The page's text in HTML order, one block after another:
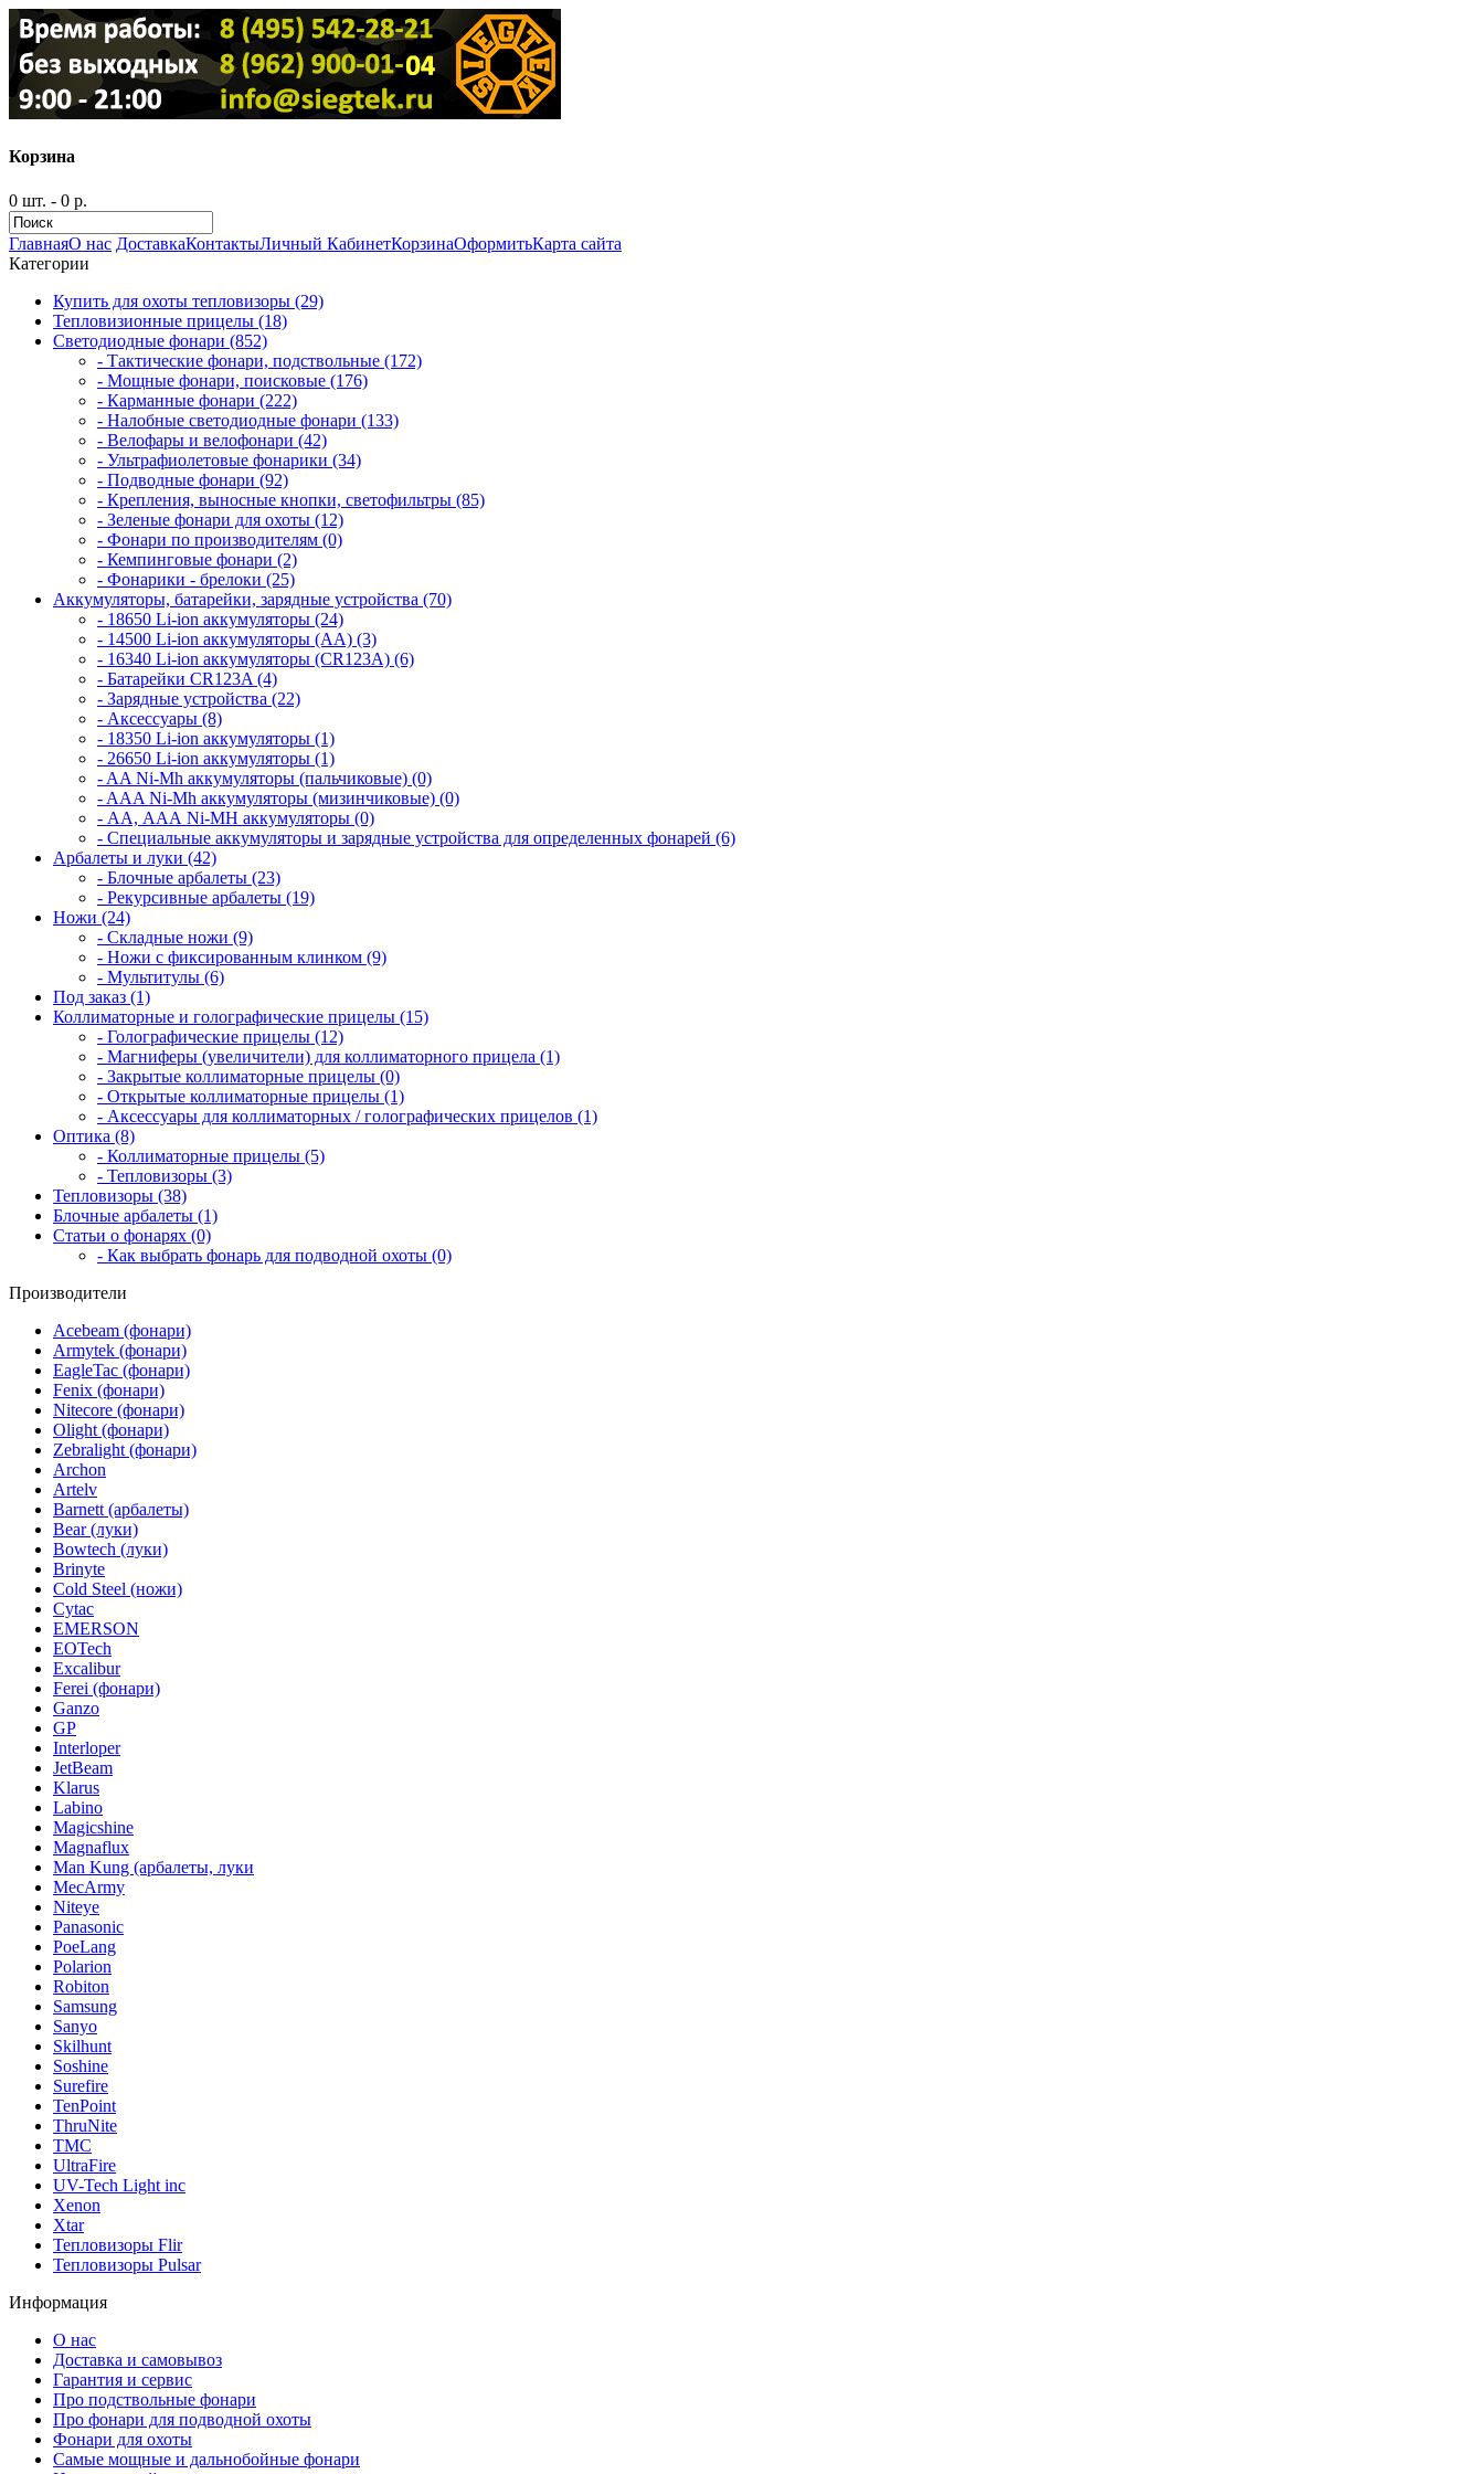
Корзина
0 шт. - 0 р.
ГлавнаяО нас ДоставкаКонтактыЛичный КабинетКорзинаОформитьКарта сайта
Категории
Купить для охоты тепловизоры (29)
Тепловизионные прицелы (18)
Светодиодные фонари (852)
- Тактические фонари, подствольные (172)
- Мощные фонари, поисковые (176)
- Карманные фонари (222)
- Налобные светодиодные фонари (133)
- Велофары и велофонари (42)
- Ультрафиолетовые фонарики (34)
- Подводные фонари (92)
- Крепления, выносные кнопки, светофильтры (85)
- Зеленые фонари для охоты (12)
- Фонари по производителям (0)
- Кемпинговые фонари (2)
- Фонарики - брелоки (25)
Аккумуляторы, батарейки, зарядные устройства (70)
- 18650 Li-ion аккумуляторы (24)
- 14500 Li-ion аккумуляторы (AA) (3)
- 16340 Li-ion аккумуляторы (CR123A) (6)
- Батарейки CR123A (4)
- Зарядные устройства (22)
- Аксессуары (8)
- 18350 Li-ion аккумуляторы (1)
- 26650 Li-ion аккумуляторы (1)
- AA Ni-Mh аккумуляторы (пальчиковые) (0)
- AAA Ni-Mh аккумуляторы (мизинчиковые) (0)
- АА, ААА Ni-MH аккумуляторы (0)
- Специальные аккумуляторы и зарядные устройства для определенных фонарей (6)
Арбалеты и луки (42)
- Блочные арбалеты (23)
- Рекурсивные арбалеты (19)
Ножи (24)
- Складные ножи (9)
- Ножи с фиксированным клинком (9)
- Мультитулы (6)
Под заказ (1)
Коллиматорные и голографические прицелы (15)
- Голографические прицелы (12)
- Магниферы (увеличители) для коллиматорного прицела (1)
- Закрытые коллиматорные прицелы (0)
- Открытые коллиматорные прицелы (1)
- Аксессуары для коллиматорных / голографических прицелов (1)
Оптика (8)
- Коллиматорные прицелы (5)
- Тепловизоры (3)
Тепловизоры (38)
Блочные арбалеты (1)
Статьи о фонарях (0)
- Как выбрать фонарь для подводной охоты (0)
Производители
Acebeam (фонари)
Armytek (фонари)
EagleTac (фонари)
Fenix (фонари)
Nitecore (фонари)
Olight (фонари)
Zebralight (фонари)
Archon
Artelv
Barnett (арбалеты)
Bear (луки)
Bowtech (луки)
Brinyte
Cold Steel (ножи)
Cytac
EMERSON
EOTech
Excalibur
Ferei (фонари)
Ganzo
GP
Interloper
JetBeam
Klarus
Labino
Magicshine
Magnaflux
Man Kung (арбалеты, луки
MecArmy
Niteye
Panasonic
PoeLang
Polarion
Robiton
Samsung
Sanyo
Skilhunt
Soshine
Surefire
TenPoint
ThruNite
TMC
UltraFire
UV-Tech Light inc
Xenon
Xtar
Тепловизоры Flir
Тепловизоры Pulsar
Информация
О нас
Доставка и самовывоз
Гарантия и сервис
Про подствольные фонари
Про фонари для подводной охоты
Фонари для охоты
Самые мощные и дальнобойные фонари